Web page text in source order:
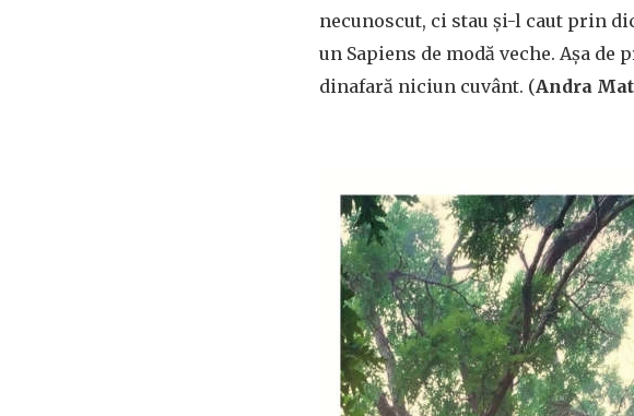
necunoscut, ci stau și-l caut prin
un Sapiens de modă veche. Așa
dinafară niciun cuvânt. (Andra